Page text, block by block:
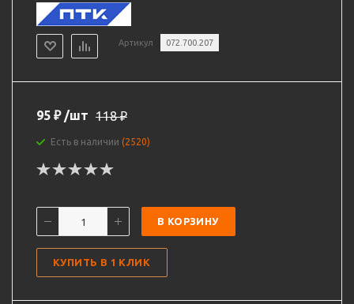
Артикул 072.700.207
95 ₽ /шт 118₽
Есть в наличии (2520)
В КОРЗИНУ
КУПИТЬ В 1 КЛИК